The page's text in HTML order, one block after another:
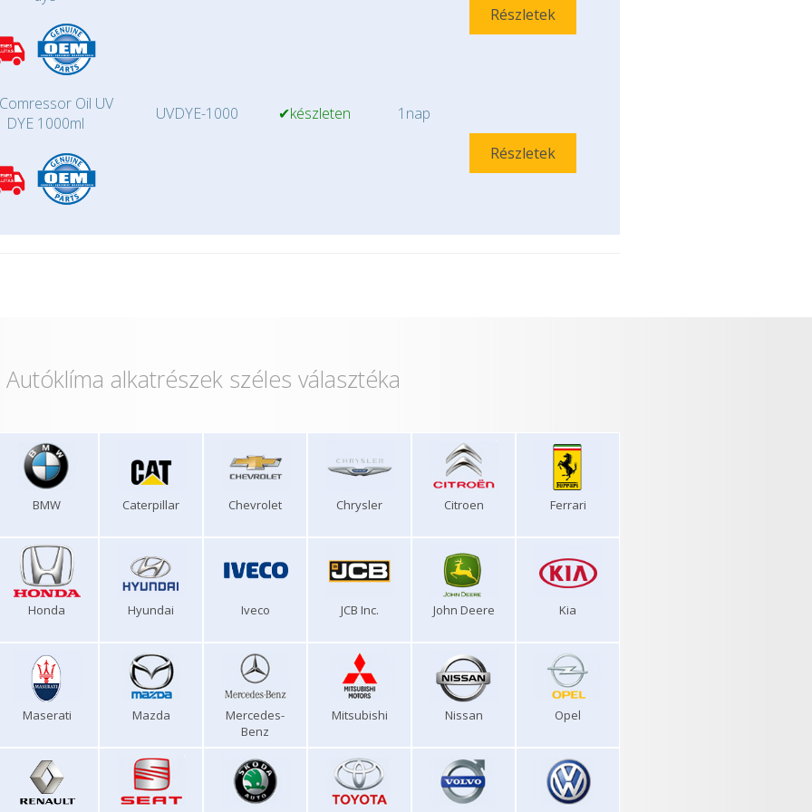
Részletek
Oil UV
DYE 1000ml
UVDYE-1000 ✔készleten
1nap
Részletek
Autóklíma alkatrészek széles választéka
BMW Caterpillar Chevrolet Chrysler Citroen Ferrari
Honda Hyundai Iveco JCB Inc. John Deere Kia
Maserati Mazda
Mercedes-
Benz
Mitsubishi Nissan Opel